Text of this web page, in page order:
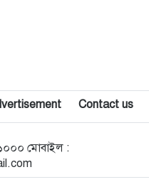
শেখ হাসিনাকে জয়ী ঘোষণা
ছাড়েননি চেয়ার
Contact us
১০০০ মোবাইল :